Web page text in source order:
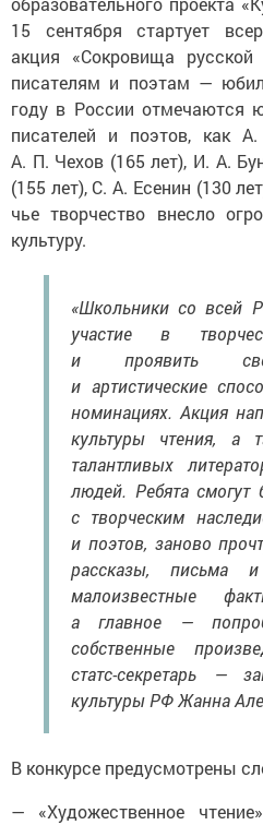
15 сентября стартует
акция «Сокровища русской
писателям и поэтам —
году в России отмечаются
писателей и поэтов, как
А. П. Чехов (165 лет), И. А.
(155 лет), С. А. Есенин (130
чье творчество внесло
культуру.
«Школьники со всей
участие в
и проявить
и артистические
номинациях. Акция
культуры чтения, а
талантливых
людей. Ребята смогут
с творческим
и поэтов, заново
рассказы, письма
малоизвестные
а главное —
собственные
статс-секретарь —
культуры РФ Жанна
В конкурсе предусмотрены
— «Художественное